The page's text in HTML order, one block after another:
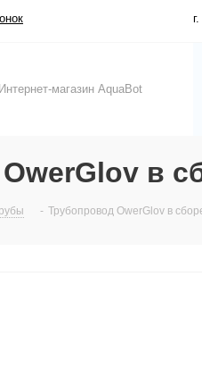
Интернет-магазин AquaBot
в
- Трубопровод OwerGlov в